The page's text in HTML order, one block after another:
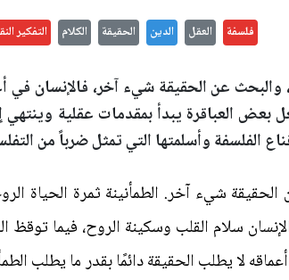
فلسفة العقل الدين الحقيقة الكلام التفكير
عن الحقيقة شيء آخر، فالإنسان في
بعض العباقرة يبدأ بمقدمات عقلية
الفلسفة وأسلمتها التي تمثل ضرباً من
شيء آخر. الطمأنينة ثمرة الحياة
سلام القلب وسكينة الروح، فيما توقظ
لا يطلب الحقيقة دائمًا بقدر ما يطلب